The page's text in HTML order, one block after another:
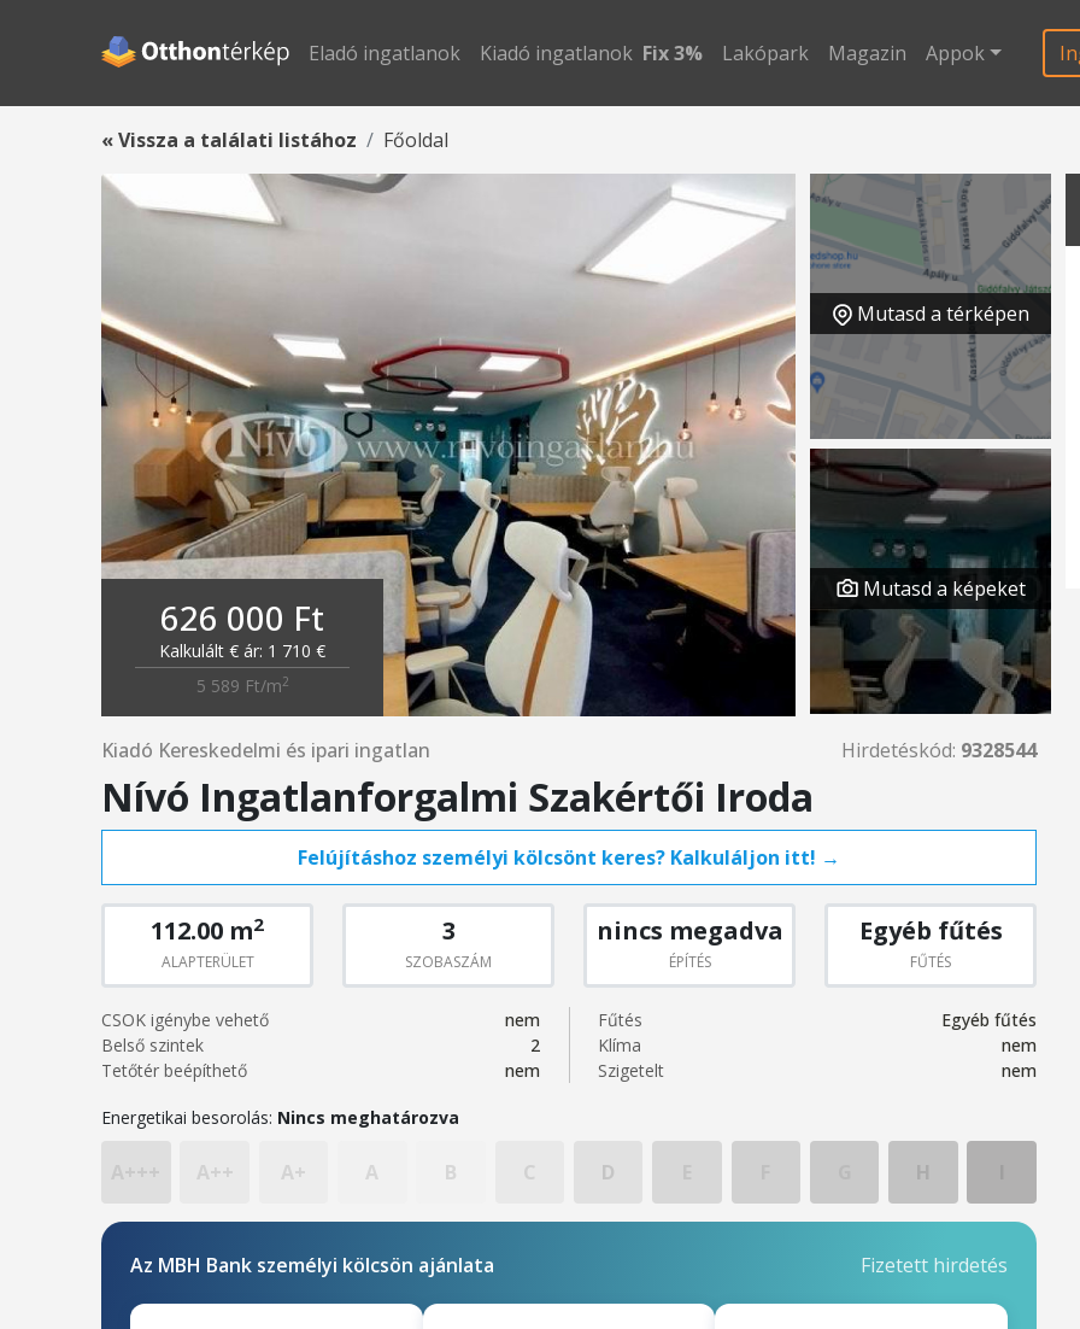
Eladó ingatlanok Kiadó ingatlanok Fix 3% Lakópark Magazin Appok
« Vissza a találati listához Főoldal
626 000 Ft
Kalkulált € ár: 1 710 €
5 589 Ft/m2
Mutasd a térképen
Mutasd a képeket
Kiadó Kereskedelmi és ipari ingatlan Hirdetéskód: 9328544
Nívó Ingatlanforgalmi Szakértői Iroda
Felújításhoz személyi kölcsönt keres? Kalkuláljon itt! →
112.00 m2
ALAPTERÜLET
3
SZOBASZÁM
nincs megadva
ÉPÍTÉS
Egyéb fűtés
FŰTÉS
CSOK igénybe vehető
nem
Belső szintek
2
Tetőtér beépíthető
nem
Fűtés
Egyéb fűtés
Klíma
nem
Szigetelt
nem
Energetikai besorolás: Nincs meghatározva
A++ A+ A B C D
Az MBH Bank személyi kölcsön ajánlata Fizetett hirdetés